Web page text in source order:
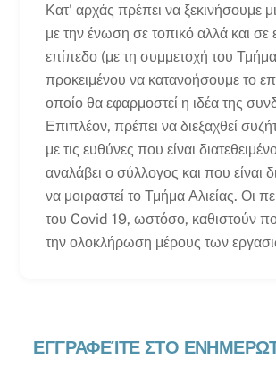
Κατ' αρχάς πρέπει να ξεκινήσουμε
με την ένωση σε τοπικό αλλά και σε
επίπεδο (με τη συμμετοχή του
προκειμένου να κατανοήσουμε το
οποίο θα εφαρμοστεί η ιδέα της
Επιπλέον, πρέπει να διεξαχθεί
με τις ευθύνες που είναι
αναλάβει ο σύλλογος και που είναι
να μοιραστεί το Τμήμα Αλιείας. Οι
του Covid 19, ωστόσο, καθιστούν
την ολοκλήρωση μέρους των
ΕΓΓΡΑΦΕΊΤΕ ΣΤΟ